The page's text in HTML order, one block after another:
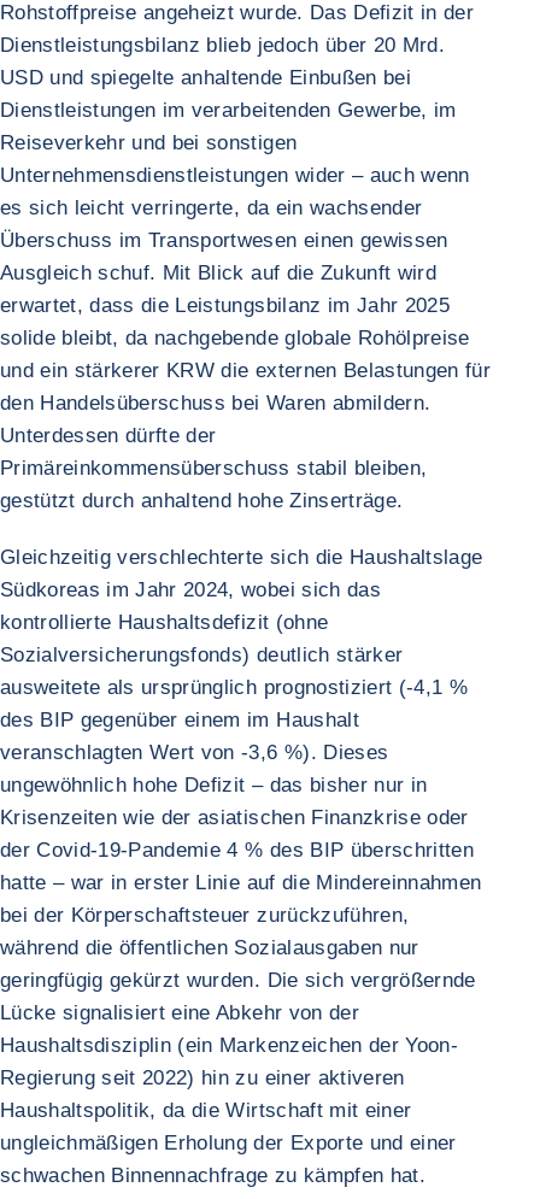
Rohstoffpreise angeheizt wurde. Das Defizit in der
Dienstleistungsbilanz blieb jedoch über 20 Mrd.
USD und spiegelte anhaltende Einbußen bei
Dienstleistungen im verarbeitenden Gewerbe, im
Reiseverkehr und bei sonstigen
Unternehmensdienstleistungen wider – auch wenn
es sich leicht verringerte, da ein wachsender
Überschuss im Transportwesen einen gewissen
Ausgleich schuf. Mit Blick auf die Zukunft wird
erwartet, dass die Leistungsbilanz im Jahr 2025
solide bleibt, da nachgebende globale Rohölpreise
und ein stärkerer KRW die externen Belastungen für
den Handelsüberschuss bei Waren abmildern.
Unterdessen dürfte der
Primäreinkommensüberschuss stabil bleiben,
gestützt durch anhaltend hohe Zinserträge.
Gleichzeitig verschlechterte sich die Haushaltslage
Südkoreas im Jahr 2024, wobei sich das
kontrollierte Haushaltsdefizit (ohne
Sozialversicherungsfonds) deutlich stärker
ausweitete als ursprünglich prognostiziert (-4,1 %
des BIP gegenüber einem im Haushalt
veranschlagten Wert von -3,6 %). Dieses
ungewöhnlich hohe Defizit – das bisher nur in
Krisenzeiten wie der asiatischen Finanzkrise oder
der Covid-19-Pandemie 4 % des BIP überschritten
hatte – war in erster Linie auf die Mindereinnahmen
bei der Körperschaftsteuer zurückzuführen,
während die öffentlichen Sozialausgaben nur
geringfügig gekürzt wurden. Die sich vergrößernde
Lücke signalisiert eine Abkehr von der
Haushaltsdisziplin (ein Markenzeichen der Yoon-
Regierung seit 2022) hin zu einer aktiveren
Haushaltspolitik, da die Wirtschaft mit einer
ungleichmäßigen Erholung der Exporte und einer
schwachen Binnennachfrage zu kämpfen hat.